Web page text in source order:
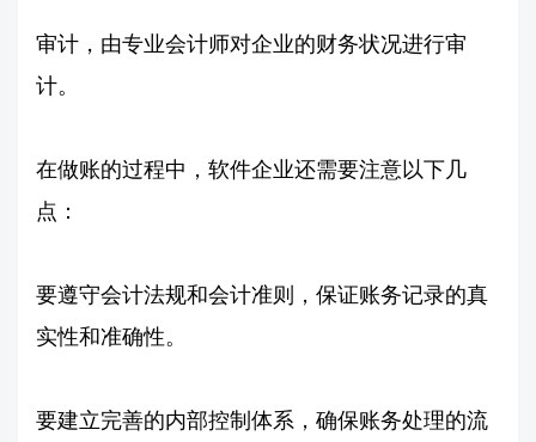
审计，由专业会计师对企业的财务状况进行审
计。
在做账的过程中，软件企业还需要注意以下几
点：
要遵守会计法规和会计准则，保证账务记录的真
实性和准确性。
要建立完善的内部控制体系，确保账务处理的流